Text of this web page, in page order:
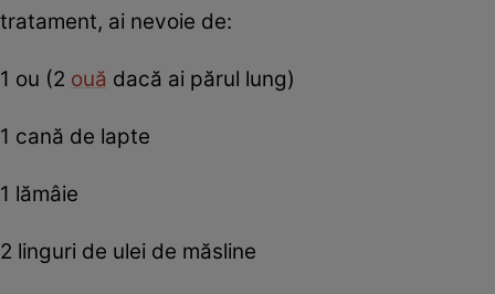
tratament, ai nevoie de:
1 ou (2 ouă dacă ai părul lung)
1 cană de lapte
1 lămâie
2 linguri de ulei de măsline